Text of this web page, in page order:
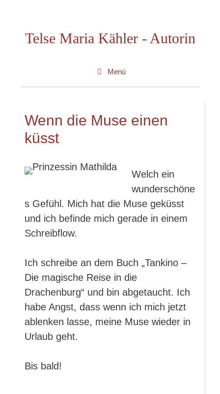
springenTelse Maria Kähler - Autorin
Menü
Wenn die Muse einen
küsst
Welch ein
wunderschöne
s Gefühl. Mich hat die Muse geküsst
und ich befinde mich gerade in einem
Schreibflow.
Ich schreibe an dem Buch „Tankino –
Die magische Reise in die
Drachenburg“ und bin abgetaucht. Ich
habe Angst, dass wenn ich mich jetzt
ablenken lasse, meine Muse wieder in
Urlaub geht.
Bis bald!